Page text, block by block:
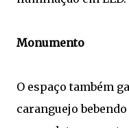
Monumento
O espaço também
caranguejo